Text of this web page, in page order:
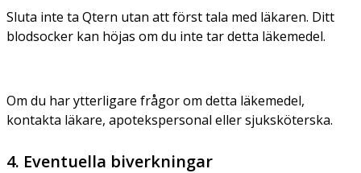
Sluta inte ta Qtern utan att först tala med läkaren. Ditt
blodsocker kan höjas om du inte tar detta läkemedel.
Om du har ytterligare frågor om detta läkemedel,
kontakta läkare, apotekspersonal eller sjuksköterska.
4. Eventuella biverkningar